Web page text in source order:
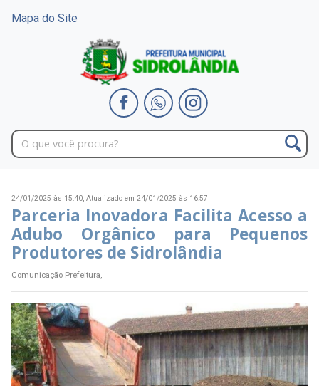
Mapa do Site
24/01/2025 às 15:40, Atualizado em 24/01/2025 às 16:57
Parceria Inovadora Facilita Acesso a
Adubo Orgânico para Pequenos
Produtores de Sidrolândia
Comunicação Prefeitura,